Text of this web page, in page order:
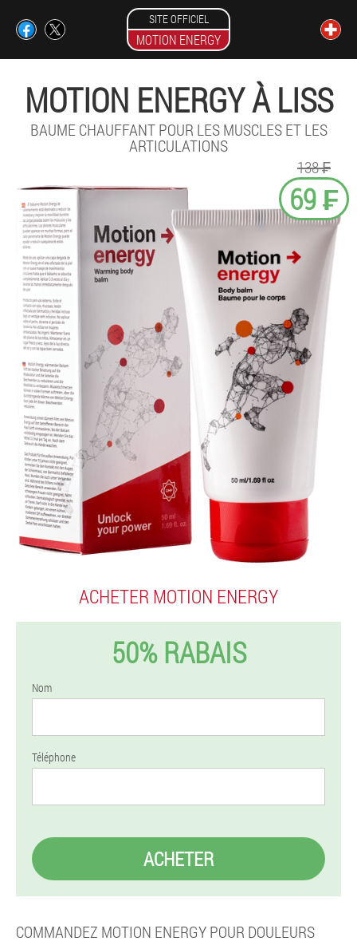
SITE OFFICIEL
MOTION ENERGY
MOTION ENERGY À LISS
BAUME CHAUFFANT POUR LES MUSCLES ET LES
ARTICULATIONS
138 ₣
69 ₣
ACHETER MOTION ENERGY
50% RABAIS
Nom
Téléphone
ACHETER
COMMANDEZ MOTION ENERGY POUR DOULEURS